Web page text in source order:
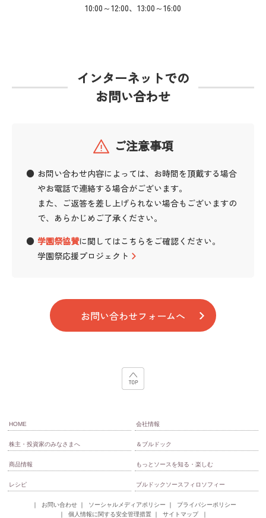
10:00～12:00、13:00～16:00
インターネットでの
お問い合わせ
ご注意事項
お問い合わせ内容によっては、お時間を頂戴する場合
やお電話で連絡する場合がございます。
また、ご返答を差し上げられない場合もございますの
で、あらかじめご了承ください。
学園祭協賛に関してはこちらをご確認ください。
学園祭応援プロジェクト
お問い合わせフォームへ
HOME 会社情報
株主・投資家のみなさまへ ＆ブルドック
商品情報 もっとソースを知る・楽しむ
レシピ ブルドックソースフィロソフィー
お問い合わせ ソーシャルメディアポリシー
プライバシーポリシー
個人情報に関する安全管理措置
サイトマップ